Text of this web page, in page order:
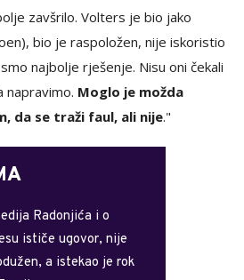
zavšrilo. Volters je bio jako
bio je raspoložen, nije iskoristio
najbolje rješenje. Nisu oni čekali
napravimo. Moglo je možda
da se traži faul, ali nije."
Radonjića i o
ističe ugovor, nije
a istekao je rok